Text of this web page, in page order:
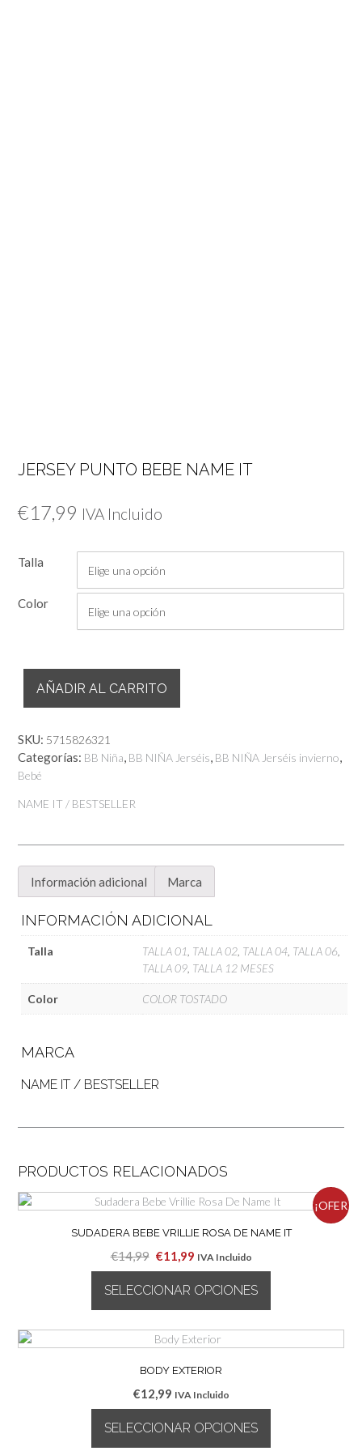
JERSEY PUNTO BEBE NAME IT
€17,99 IVA Incluido
Talla
Color
Punto
Bebe
It
cantidad
AÑADIR AL CARRITO
SKU: 5715826321
Categorías: BB Niña, BB NIÑA Jerséis, BB NIÑA Jerséis invierno,
Bebé
NAME IT / BESTSELLER
Información adicional Marca
INFORMACIÓN ADICIONAL
Talla TALLA 01 TALLA 02 TALLA 04 TALLA 06
TALLA 09 TALLA 12 MESES
Color COLOR TOSTADO
MARCA
NAME IT / BESTSELLER
PRODUCTOS RELACIONADOS
¡OFER
SUDADERA BEBE VRILLIE ROSA DE NAME IT
€14,99 El
precio
original
era:
€14,99.
€11,99El
precio
actual
es:
€11,99.
IVA Incluido
SELECCIONAR OPCIONES
producto
tiene
múltiples
Las
opciones
se
BODY EXTERIOR
€12,99 IVA Incluido
SELECCIONAR OPCIONES